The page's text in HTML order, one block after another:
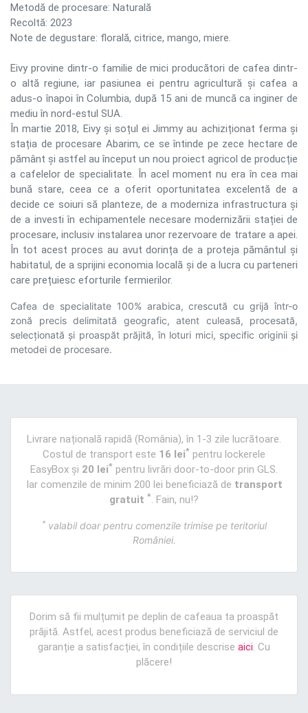
Metodă de procesare: Naturală
Recoltă: 2023
Note de degustare: florală, citrice, mango, miere.
Eivy provine dintr-o familie de mici producători de cafea dintr-
o altă regiune, iar pasiunea ei pentru agricultură și cafea a
adus-o înapoi în Columbia, după 15 ani de muncă ca inginer de
mediu în nord-estul SUA.
În martie 2018, Eivy și soțul ei Jimmy au achiziționat ferma și
stația de procesare Abarim, ce se întinde pe zece hectare de
pământ și astfel au început un nou proiect agricol de producție
a cafelelor de specialitate. În acel moment nu era în cea mai
bună stare, ceea ce a oferit oportunitatea excelentă de a
decide ce soiuri să planteze, de a moderniza infrastructura și
de a investi în echipamentele necesare modernizării stației de
procesare, inclusiv instalarea unor rezervoare de tratare a apei.
În tot acest proces au avut dorința de a proteja pământul și
habitatul, de a sprijini economia locală și de a lucra cu parteneri
care prețuiesc eforturile fermierilor.
Cafea de specialitate 100% arabica, crescută cu grijă într-o
zonă precis delimitată geografic, atent culeasă, procesată,
selecționată și proaspăt prăjită, în loturi mici, specific originii și
metodei de procesare.
Livrare națională rapidă (România), în 1-3 zile lucrătoare.
Costul de transport este 16 lei* pentru lockerele
EasyBox și 20 lei* pentru livrări door-to-door prin GLS.
Iar comenzile de minim 200 lei beneficiază de transport
gratuit *. Fain, nu!?
*valabil doar pentru comenzile trimise pe teritoriul
României.
Dorim să fii mulțumit pe deplin de cafeaua ta proaspăt
prăjită. Astfel, acest produs beneficiază de serviciul de
garanție a satisfacției, în condițiile descrise aici. Cu
plăcere!